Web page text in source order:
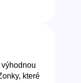
které